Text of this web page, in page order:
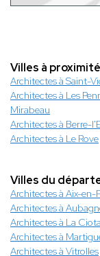
Villes à
Architectes à Saint-
Architectes à Les
Mirabeau
Architectes à Berre-
Architectes à Le Rove
Villes du
Architectes à Aix-en-
Architectes à
Architectes à La
Architectes à
Architectes à Vitrolles